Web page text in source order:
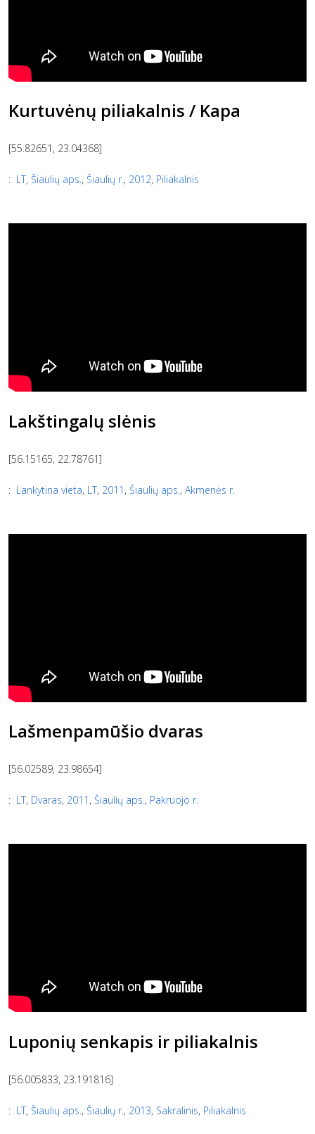
Kurtuvėnų piliakalnis / Kapa
[55.82651, 23.04368]
: LT, Šiaulių aps., Šiaulių r., 2012, Piliakalnis
Lakštingalų slėnis
[56.15165, 22.78761]
: Lankytina vieta, LT, 2011 , Šiaulių aps. , Akmenės r.
Lašmenpamūšio dvaras
[56.02589, 23.98654]
: LT, Dvaras, 2011 , Šiaulių aps., Pakruojo r.
Luponių senkapis ir piliakalnis
[56.005833, 23.191816]
: LT, Šiaulių aps. , Šiaulių r., 2013, Sakralinis, Piliakalnis